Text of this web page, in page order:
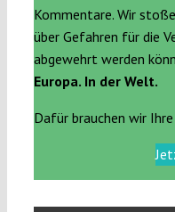
Kommentare. Wir
über Gefahren für die
abgewehrt werden
Europa. In der Welt.
Dafür brauchen wir